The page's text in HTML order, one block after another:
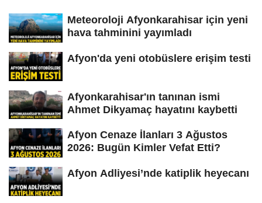
Meteoroloji Afyonkarahisar için yeni
hava tahminini yayımladı
Afyon'da yeni otobüslere erişim testi
Afyonkarahisar'ın tanınan ismi
Ahmet Dikyamaç hayatını kaybetti
Afyon Cenaze İlanları 3 Ağustos
2026: Bugün Kimler Vefat Etti?
Afyon Adliyesi’nde katiplik heyecanı